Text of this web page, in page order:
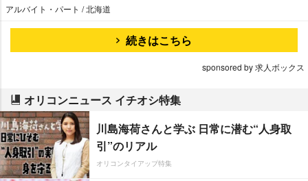
アルバイト・パート / 北海道
続きはこちら
sponsored by 求人ボックス
オリコンニュース イチオシ特集
川島海荷さんと学ぶ 日常に潜む“人身取
引”のリアル
オリコンタイアップ特集